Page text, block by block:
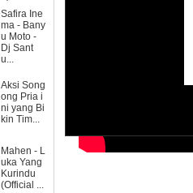
Safira Ine
ma - Bany
u Moto -
Dj Sant
u...
Aksi Song
ong Pria i
ni yang Bi
kin Tim...
Mahen - L
uka Yang
Kurindu
(Official ...